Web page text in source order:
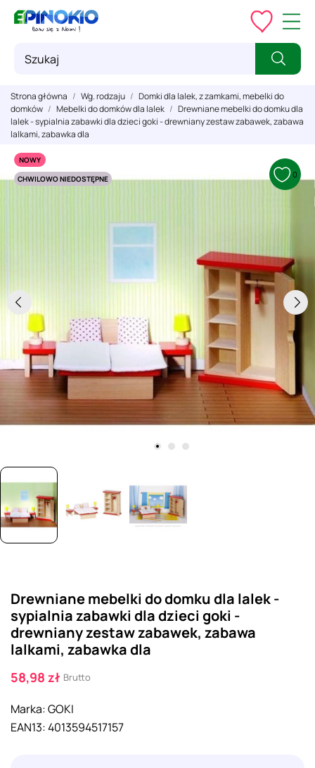
Strona główna Wg. rodzaju
Domki dla lalek, z zamkami, mebelki do
domków
Mebelki do domków dla lalek
Drewniane mebelki do domku dla
lalek - sypialnia zabawki dla dzieci goki - drewniany zestaw zabawek, zabawa
lalkami, zabawka dla
NOWY
CHWILOWO NIEDOSTĘPNE
0
Drewniane mebelki do domku dla lalek -
sypialnia zabawki dla dzieci goki -
drewniany zestaw zabawek, zabawa
lalkami, zabawka dla
58,98 zł Brutto
Marka:GOKI
EAN13:4013594517157